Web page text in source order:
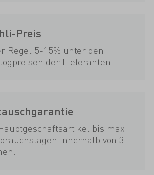
Preis
Regel 5-15% unter den
der Lieferanten.
bis max.
innerhalb von 3